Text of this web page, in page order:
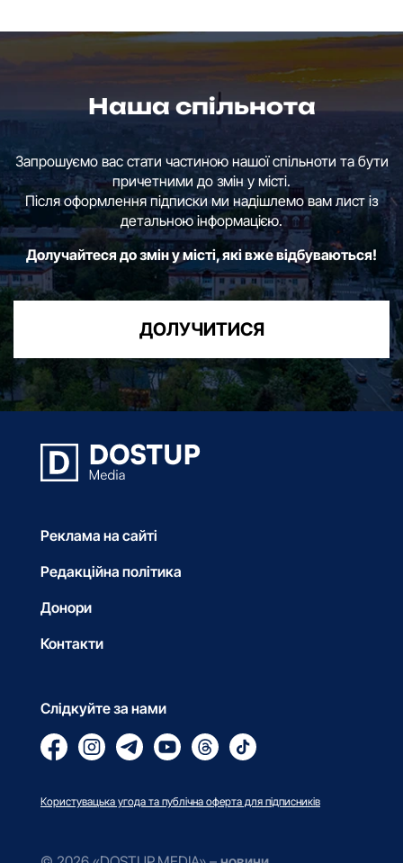
Наша спільнота
Запрошуємо вас стати частиною нашої спільноти та бути
причетними до змін у місті.
Після оформлення підписки ми надішлемо вам лист із
детальною інформацією.
Долучайтеся до змін у місті, які вже відбуваються!
ДОЛУЧИТИСЯ
Реклама на сайті
Редакційна політика
Донори
Контакти
Слідкуйте за нами
Користувацька угода та публічна оферта для підписників